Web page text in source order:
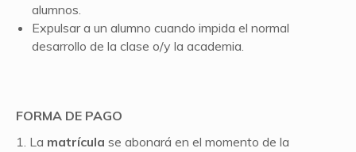
alumnos.
Expulsar a un alumno cuando impida el normal
desarrollo de la clase o/y la academia.
FORMA DE PAGO
1. La matrícula se abonará en el momento de la